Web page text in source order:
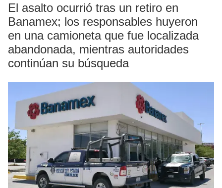
El asalto ocurrió tras un retiro en
Banamex; los responsables huyeron
en una camioneta que fue localizada
abandonada, mientras autoridades
continúan su búsqueda